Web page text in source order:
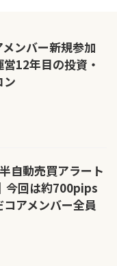
メンバー新規参加
12年目の投資・
ン
自動売買アラート
今回は約700pips
アメンバー全員